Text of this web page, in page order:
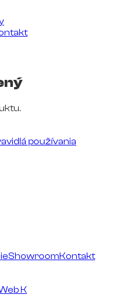
používania
ShowroomKontakt
K